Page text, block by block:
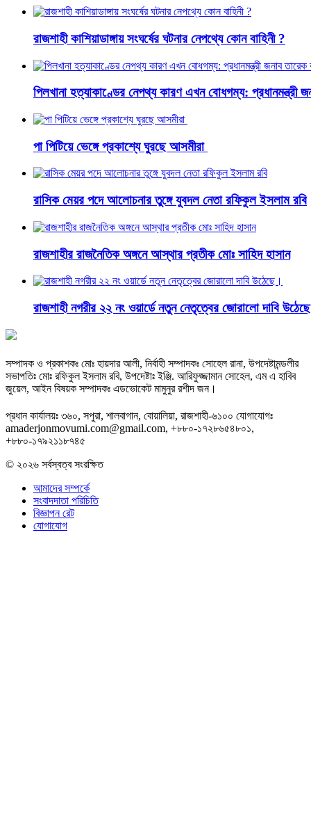
রাজশাহী কাশিয়াডাঙ্গায় সংঘর্ষের ঘটনার নেপথ্যে কোন বাহিনী ?
পিলখানা হত্যাকাণ্ডের নেপথ্য কারণ এখন বোধগম্য: প্রধানমন্ত্রী
পা পিটিয়ে ভেঙ্গে প্রকাশ্যে ঘুরছে আসমীরা
রাসিক মেয়র পদে আলোচনার তুঙ্গে যুবদল নেতা রফিকুল ইসলাম রবি
রাজশাহীর রাজনৈতিক অঙ্গনে আস্থার প্রতীক মোঃ সাহিদ হাসান
রাজশাহী নগরীর ২২ নং ওয়ার্ডে নতুন নেতৃত্বের জোরালো দাবি
সম্পাদক ও প্রকাশকঃ মোঃ হায়দার আলী, নির্বাহী সম্পাদকঃ সোহেল রানা, উপদেষ্টামন্ডলীর
সভাপতিঃ মোঃ রফিকুল ইসলাম রবি, উপদেষ্টাঃ ইঞ্জি. আরিফুজ্জামান সোহেল, এম এ হাবিব
জুয়েল, আইন বিষয়ক সম্পাদকঃ এডভোকেট মামুনুর রশীদ জন।
প্রধান কার্যালয়ঃ ৩৬০, সপুরা, শালবাগান, বোয়ালিয়া, রাজশাহী-৬১০০ যোগাযোগঃ
amaderjonmovumi.com@gmail.com, +৮৮০-১৭২৮৬৫৪৮০১,
+৮৮০-১৭৯২১১৮৭৪৫
© ২০২৬ সর্বস্বত্ব সংরক্ষিত
আমাদের সম্পর্কে
সংবাদদাতা পরিচিতি
বিজ্ঞাপন রেট
যোগাযোগ